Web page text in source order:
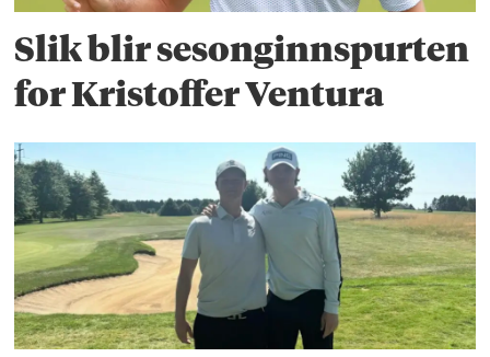
Slik blir sesonginnspurten
for Kristoffer Ventura